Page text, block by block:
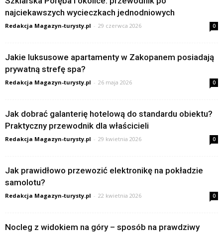
najciekawszych wycieczkach jednodniowych
Redakcja Magazyn-turysty.pl - 29 czerwca 2026 0
Jakie luksusowe apartamenty w Zakopanem posiadają
prywatną strefę spa?
Redakcja Magazyn-turysty.pl - 26 maja 2026 0
Jak dobrać galanterię hotelową do standardu obiektu?
Praktyczny przewodnik dla właścicieli
Redakcja Magazyn-turysty.pl - 29 kwietnia 2026 0
Jak prawidłowo przewozić elektronikę na pokładzie
samolotu?
Redakcja Magazyn-turysty.pl - 22 kwietnia 2026 0
Nocleg z widokiem na góry – sposób na prawdziwy